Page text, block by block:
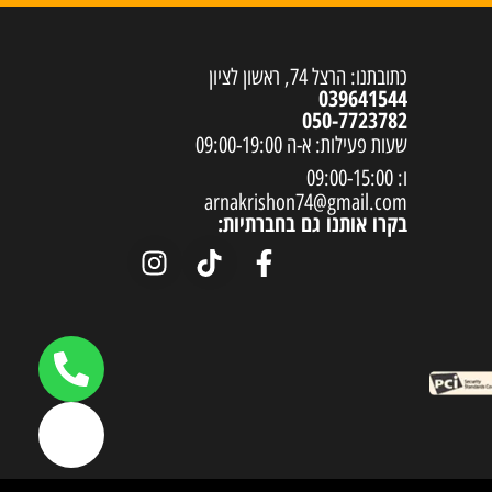
כתובתנו: הרצל 74, ראשון לציון
039641544
050-7723782
שעות פעילות: א-ה 09:00-19:00
ו: 09:00-15:00
arnakrishon74@gmail.com
בקרו אותנו גם בחברתיות: